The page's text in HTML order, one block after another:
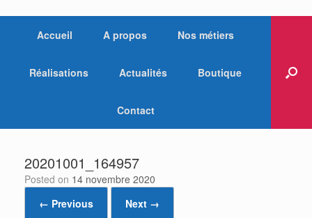
Accueil A propos Nos métiers
Réalisations Actualités Boutique
Contact
20201001_164957
Posted on 14 novembre 2020
← Previous
Next →